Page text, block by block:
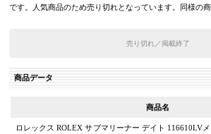
です。人気商品のため売り切れとなっています。同様の
売り切れ／掲載終了
商品データ
商品名
ロレックス ROLEX サブマリーナー デイト 116610LV